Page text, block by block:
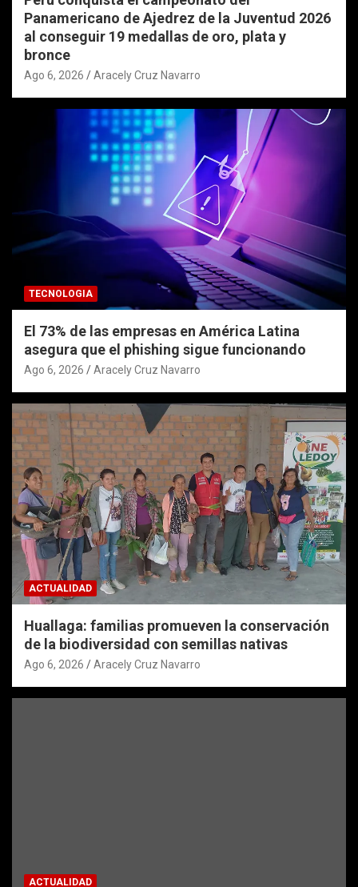
Panamericano de Ajedrez de la Juventud 2026
al conseguir 19 medallas de oro, plata y
bronce
Ago 6, 2026 Aracely Cruz Navarro
TECNOLOGIA
El 73% de las empresas en América Latina
asegura que el phishing sigue funcionando
Ago 6, 2026 Aracely Cruz Navarro
ACTUALIDAD
Huallaga: familias promueven la conservación
de la biodiversidad con semillas nativas
Ago 6, 2026 Aracely Cruz Navarro
ACTUALIDAD